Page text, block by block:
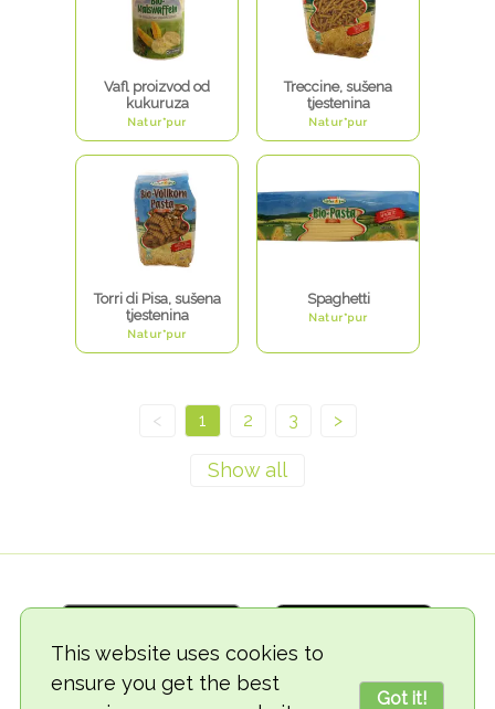
This website uses cookies to
ensure you get the best
Got it!
Vafl proizvod od
kukuruza
Natur*pur
Treccine, sušena
tjestenina
Natur*pur
Torri di Pisa, sušena
tjestenina
Natur*pur
Spaghetti
Natur*pur
< 1 2 3 >